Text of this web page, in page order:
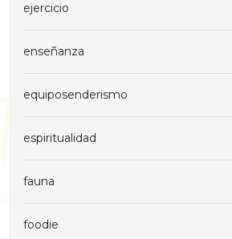
ejercicio
enseñanza
equiposenderismo
espiritualidad
fauna
foodie